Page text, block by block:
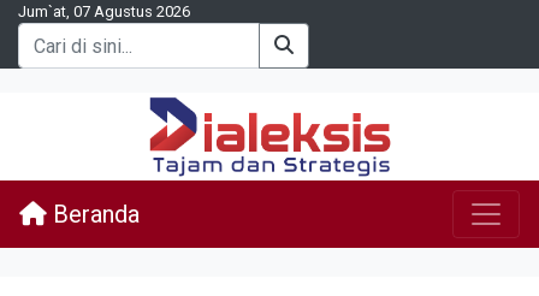
Jum`at, 07 Agustus 2026
Beranda